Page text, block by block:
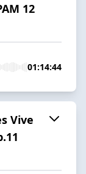
12
01:14:44
Vive